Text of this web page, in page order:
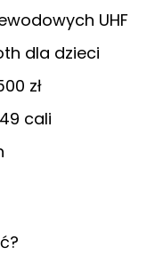
UHF
dla dzieci
zł
cali